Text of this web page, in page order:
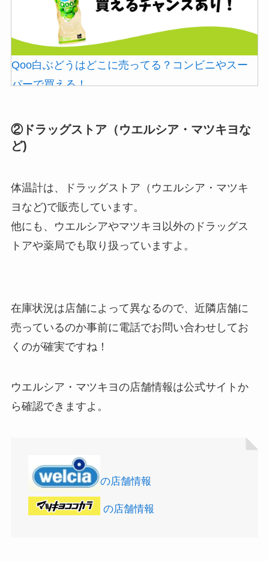
Qoo白ぶどうはどこに売ってる？コンビニやスー
パーで買える！
ストレッチポールはどこで買える？取扱店は100均
やニトリ？
アサイーの冷凍はどこに売ってる？コストコや業
②ドラッグストア（ウエルシア・マツキヨな
ど)
体温計は、ドラッグストア（ウエルシア・マツキ
ヨなど)で販売しています。
他にも、ウエルシアやマツキヨ以外のドラッグス
トアや薬局でも取り扱っていますよ。
在庫状況は店舗によって異なるので、近隣店舗に
売っているのか事前に電話でお問い合わせしてお
くのが確実ですね！
ウエルシア・マツキヨの店舗情報は公式サイトか
ら確認できますよ。
の店舗情報
の店舗情報